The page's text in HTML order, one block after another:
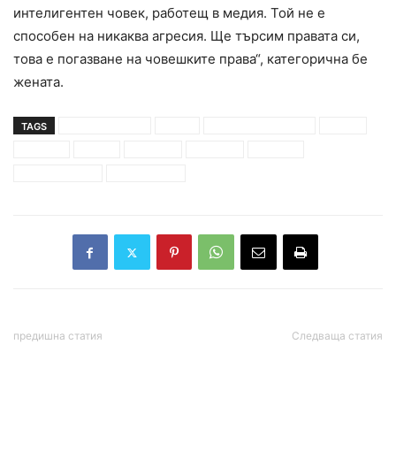
интелигентен човек, работещ в медия. Той не е
способен на никаква агресия. Ще търсим правата си,
това е погазване на човешките права“, категорична бе
жената.
TAGS
предишна статия Следваща статия